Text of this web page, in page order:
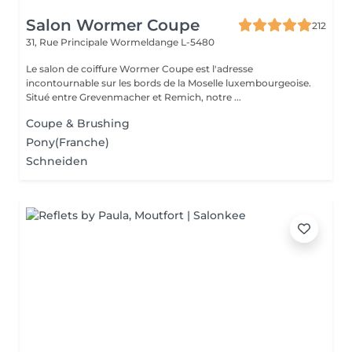
Salon Wormer Coupe
212
31, Rue Principale Wormeldange L-5480
Le salon de coiffure Wormer Coupe est l'adresse
incontournable sur les bords de la Moselle luxembourgeoise.
Situé entre Grevenmacher et Remich, notre ...
Coupe & Brushing
Pony(Franche)
Schneiden